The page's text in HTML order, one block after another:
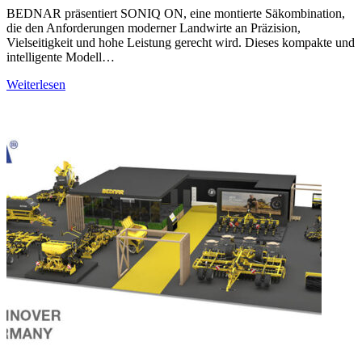
BEDNAR präsentiert SONIQ ON, eine montierte Säkombination,
die den Anforderungen moderner Landwirte an Präzision,
Vielseitigkeit und hohe Leistung gerecht wird. Dieses kompakte und
intelligente Modell…
Weiterlesen